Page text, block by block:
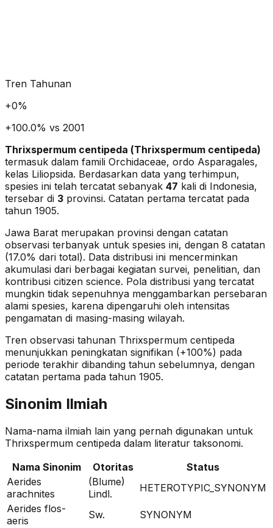
Tren Tahunan
+0%
+100.0% vs 2001
Thrixspermum centipeda (Thrixspermum centipeda)
termasuk dalam famili Orchidaceae, ordo Asparagales,
kelas Liliopsida. Berdasarkan data yang terhimpun,
spesies ini telah tercatat sebanyak 47 kali di Indonesia,
tersebar di 3 provinsi. Catatan pertama tercatat pada
tahun 1905.
Jawa Barat merupakan provinsi dengan catatan
observasi terbanyak untuk spesies ini, dengan 8 catatan
(17.0% dari total). Data distribusi ini mencerminkan
akumulasi dari berbagai kegiatan survei, penelitian, dan
kontribusi citizen science. Pola distribusi yang tercatat
mungkin tidak sepenuhnya menggambarkan persebaran
alami spesies, karena dipengaruhi oleh intensitas
pengamatan di masing-masing wilayah.
Tren observasi tahunan Thrixspermum centipeda
menunjukkan peningkatan signifikan (+100%) pada
periode terakhir dibanding tahun sebelumnya, dengan
catatan pertama pada tahun 1905.
Sinonim Ilmiah
Nama-nama ilmiah lain yang pernah digunakan untuk
Thrixspermum centipeda dalam literatur taksonomi.
Nama Sinonim
Otoritas
Status
Aerides
arachnites
(Blume)
Lindl.
HETEROTYPIC_SYNONYM
Aerides flos-
aeris
Sw.
SYNONYM